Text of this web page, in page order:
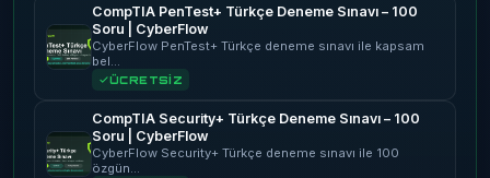
CompTIA PenTest+ Türkçe Deneme Sınavı – 100
Soru | CyberFlow
CyberFlow PenTest+ Türkçe deneme sınavı ile kapsam
bel…
ÜCRETSİZ
CompTIA Security+ Türkçe Deneme Sınavı – 100
Soru | CyberFlow
CyberFlow Security+ Türkçe deneme sınavı ile 100
özgün…